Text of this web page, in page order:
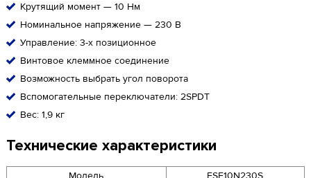
Крутящий момент — 10 Нм
Номинальное напряжение — 230 В
Управление: 3-x позиционное
Винтовое клеммное соединение
Возможность выбрать угол поворота
Вспомогательные переключатели: 2SPDT
Вес: 1,9 кг
Технические характеристики
Модель FSE10N230S